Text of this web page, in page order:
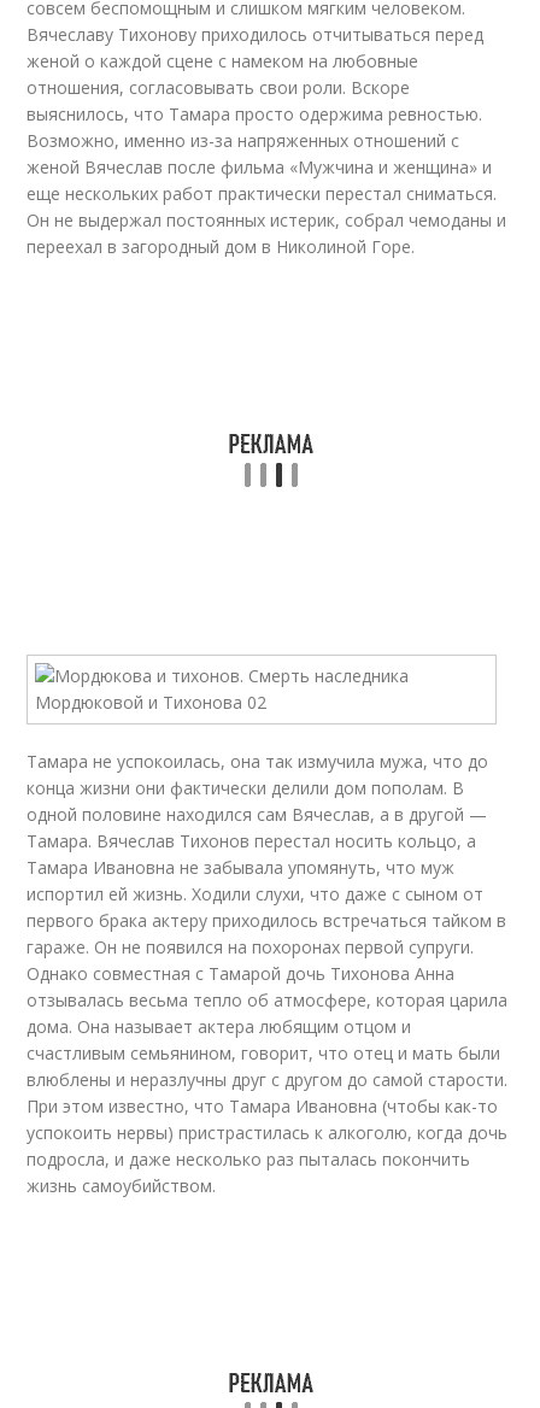
совсем беспомощным и слишком мягким человеком.
Вячеславу Тихонову приходилось отчитываться перед
женой о каждой сцене с намеком на любовные
отношения, согласовывать свои роли. Вскоре
выяснилось, что Тамара просто одержима ревностью.
Возможно, именно из-за напряженных отношений с
женой Вячеслав после фильма «Мужчина и женщина» и
еще нескольких работ практически перестал сниматься.
Он не выдержал постоянных истерик, собрал чемоданы и
переехал в загородный дом в Николиной Горе.
Тамара не успокоилась, она так измучила мужа, что до
конца жизни они фактически делили дом пополам. В
одной половине находился сам Вячеслав, а в другой —
Тамара. Вячеслав Тихонов перестал носить кольцо, а
Тамара Ивановна не забывала упомянуть, что муж
испортил ей жизнь. Ходили слухи, что даже с сыном от
первого брака актеру приходилось встречаться тайком в
гараже. Он не появился на похоронах первой супруги.
Однако совместная с Тамарой дочь Тихонова Анна
отзывалась весьма тепло об атмосфере, которая царила
дома. Она называет актера любящим отцом и
счастливым семьянином, говорит, что отец и мать были
влюблены и неразлучны друг с другом до самой старости.
При этом известно, что Тамара Ивановна (чтобы как-то
успокоить нервы) пристрастилась к алкоголю, когда дочь
подросла, и даже несколько раз пыталась покончить
жизнь самоубийством.